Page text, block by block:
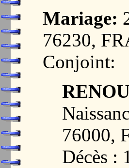
Mariage:
76230,
Conjoint:
76000,
Décès :